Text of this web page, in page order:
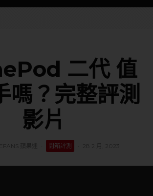
二代 值
嗎？完整評測
影片
蘋果迷 開箱評測 28 2 月, 2023